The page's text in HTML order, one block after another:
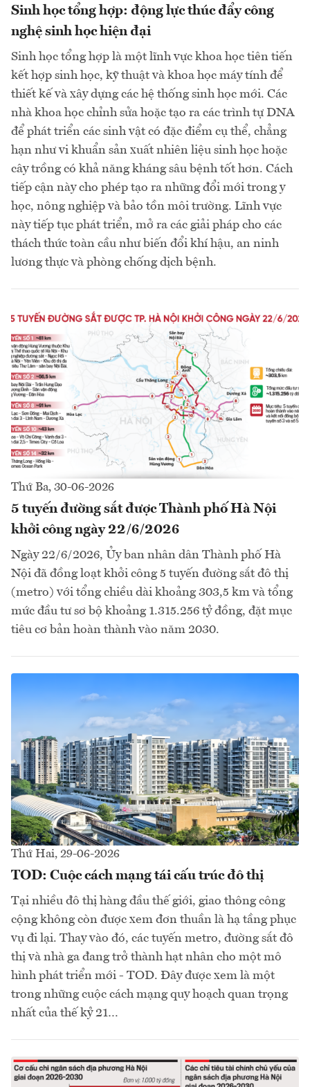
Sinh học tổng hợp: động lực thúc đẩy công
nghệ sinh học hiện đại
Sinh học tổng hợp là một lĩnh vực khoa học tiên tiến
kết hợp sinh học, kỹ thuật và khoa học máy tính để
thiết kế và xây dựng các hệ thống sinh học mới. Các
nhà khoa học chỉnh sửa hoặc tạo ra các trình tự DNA
để phát triển các sinh vật có đặc điểm cụ thể, chẳng
hạn như vi khuẩn sản xuất nhiên liệu sinh học hoặc
cây trồng có khả năng kháng sâu bệnh tốt hơn. Cách
tiếp cận này cho phép tạo ra những đổi mới trong y
học, nông nghiệp và bảo tồn môi trường. Lĩnh vực
này tiếp tục phát triển, mở ra các giải pháp cho các
thách thức toàn cầu như biến đổi khí hậu, an ninh
lương thực và phòng chống dịch bệnh.
Thứ Ba, 30-06-2026
5 tuyến đường sắt được Thành phố Hà Nội
khởi công ngày 22/6/2026
Ngày 22/6/2026, Ủy ban nhân dân Thành phố Hà
Nội đã đồng loạt khởi công 5 tuyến đường sắt đô thị
(metro) với tổng chiều dài khoảng 303,5 km và tổng
mức đầu tư sơ bộ khoảng 1.315.256 tỷ đồng, đặt mục
tiêu cơ bản hoàn thành vào năm 2030.
Thứ Hai, 29-06-2026
TOD: Cuộc cách mạng tái cấu trúc đô thị
Tại nhiều đô thị hàng đầu thế giới, giao thông công
cộng không còn được xem đơn thuần là hạ tầng phục
vụ đi lại. Thay vào đó, các tuyến metro, đường sắt đô
thị và nhà ga đang trở thành hạt nhân cho một mô
hình phát triển mới - TOD. Đây được xem là một
trong những cuộc cách mạng quy hoạch quan trọng
nhất của thế kỷ 21…